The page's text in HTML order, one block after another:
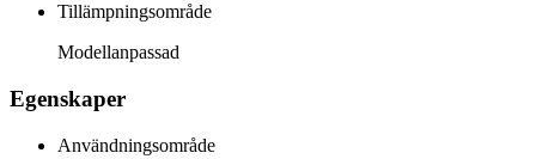
Tillämpningsområde
Modellanpassad
Egenskaper
Användningsområde